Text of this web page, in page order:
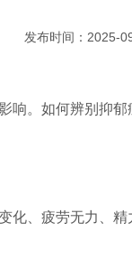
发布时间：2025-
。如何辨别抑
化、疲劳无力、